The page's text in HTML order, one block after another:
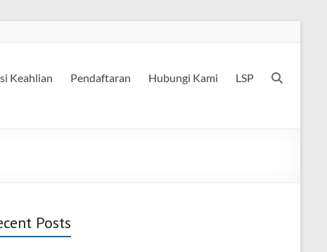
Keahlian Pendaftaran Hubungi Kami LSP
Posts